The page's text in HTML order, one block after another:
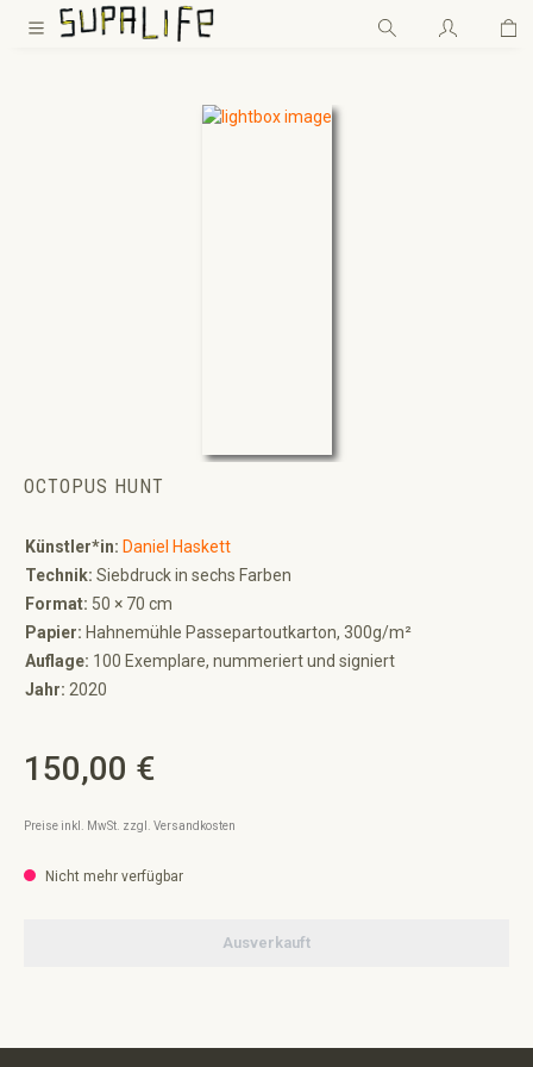
Zum Hauptinhalt springen
OCTOPUS HUNT
Künstler*in: Daniel Haskett
Technik: Siebdruck in sechs Farben
Format: 50 × 70 cm
Papier: Hahnemühle Passepartoutkarton, 300g/m²
Auflage: 100 Exemplare, nummeriert und signiert
Jahr: 2020
Regulärer Preis:
150,00 €
Preise inkl. MwSt. zzgl. Versandkosten
Nicht mehr verfügbar
Ausverkauft